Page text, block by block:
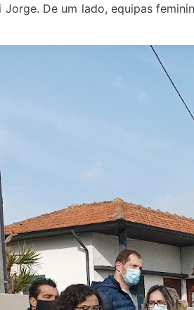
Jorge. De um lado, equipas